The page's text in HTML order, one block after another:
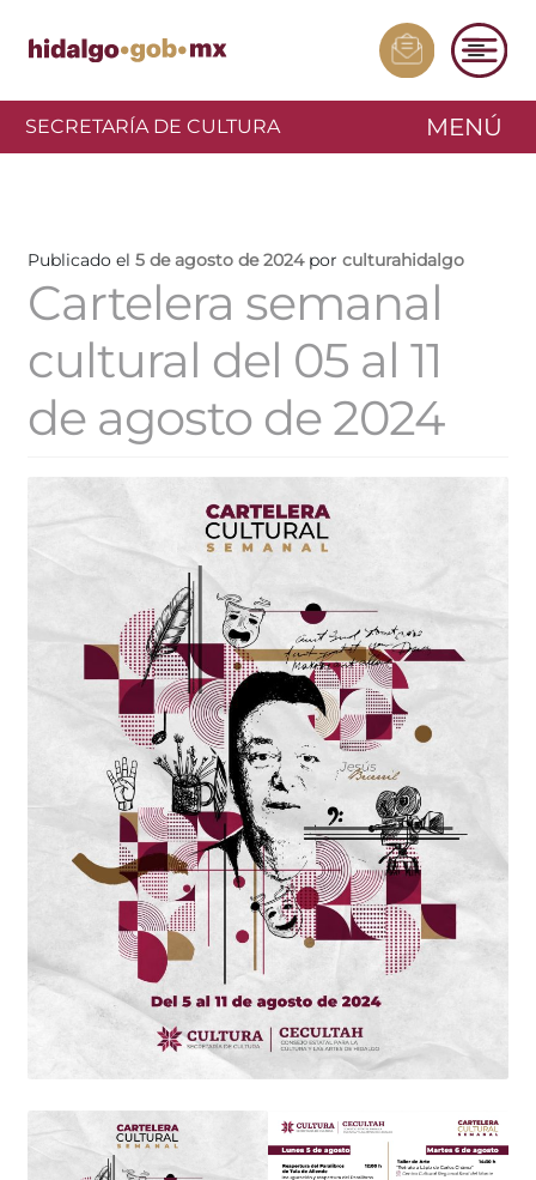
SECRETARÍA DE CULTURA MENÚ
Publicado el 5 de agosto de 2024 por culturahidalgo
Cartelera semanal
cultural del 05 al 11
de agosto de 2024